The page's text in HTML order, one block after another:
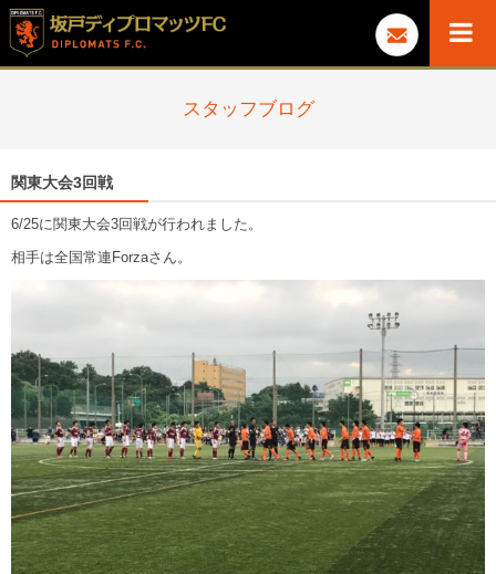
スタッフブログ
関東大会3回戦
6/25に関東大会3回戦が行われました。
相手は全国常連Forzaさん。